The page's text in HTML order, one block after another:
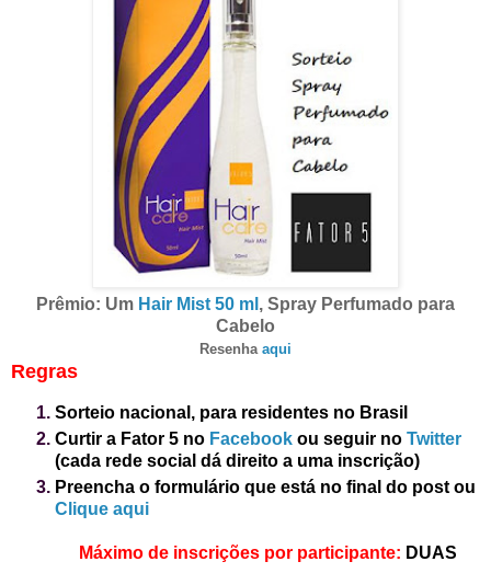
Prêmio: Um Hair Mist 50 ml , Spray Perfumado para
Cabelo
Resenha aqui
Regras
Sorteio nacional, para residentes no Brasil
Curtir a Fator 5 no Facebook ou seguir no Twitter
(cada rede social dá direito a uma inscrição)
Preencha o formulário que está no final do post ou
Clique aqui
Máximo de inscrições por participante: DUAS